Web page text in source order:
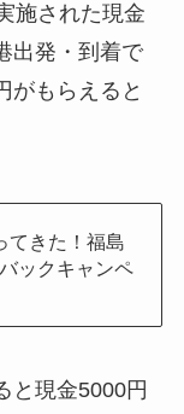
施された現金
出発・到着で
がもらえると
てきた！福島
ックキャンペ
と現金5000円